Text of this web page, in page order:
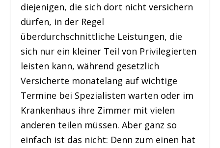
diejenigen, die sich dort nicht versichern
dürfen, in der Regel
überdurchschnittliche Leistungen, die
sich nur ein kleiner Teil von Privilegierten
leisten kann, während gesetzlich
Versicherte monatelang auf wichtige
Termine bei Spezialisten warten oder im
Krankenhaus ihre Zimmer mit vielen
anderen teilen müssen. Aber ganz so
einfach ist das nicht: Denn zum einen hat